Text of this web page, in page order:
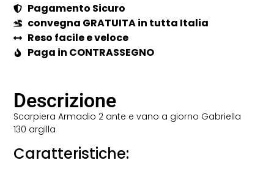
Pagamento Sicuro
convegna GRATUITA in tutta Italia
Reso facile e veloce
Paga in CONTRASSEGNO
Descrizione
Scarpiera Armadio 2 ante e vano a giorno Gabriella
130 argilla
Caratteristiche: